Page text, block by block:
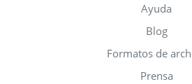
Ayuda
Blog
Formatos de
Prensa